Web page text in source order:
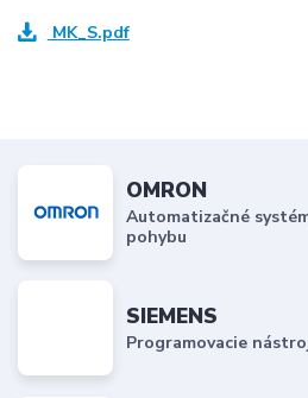
MK_S.pdf
OMRON
Automatizačné
pohybu
SIEMENS
Programovacie